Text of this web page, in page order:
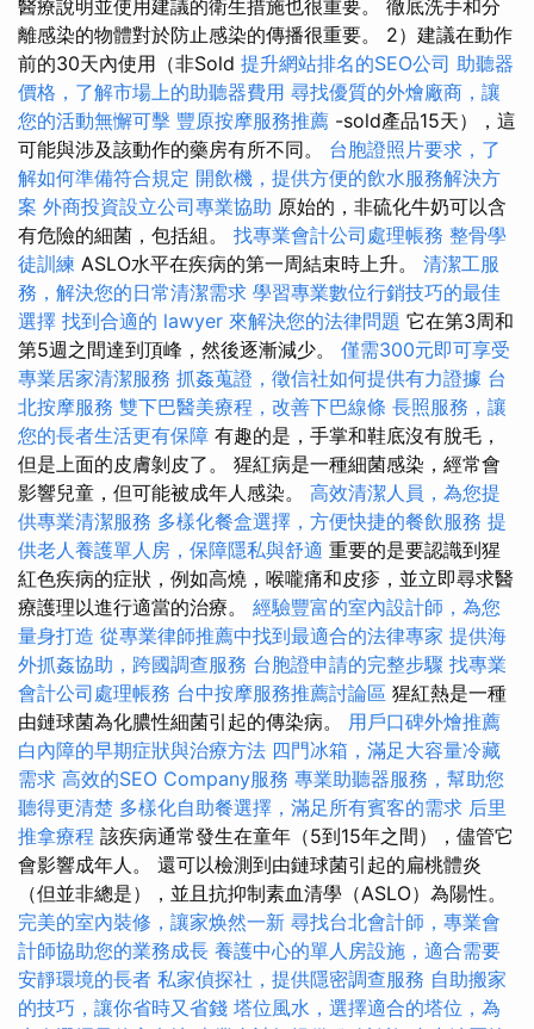
醫療說明並使用建議的衛生措施也很重要。 徹底洗手和分
離感染的物體對於防止感染的傳播很重要。 2）建議在動作
前的30天內使用（非Sold 提升網站排名的SEO公司 助聽器
價格，了解市場上的助聽器費用 尋找優質的外燴廠商，讓
您的活動無懈可擊 豐原按摩服務推薦 -sold產品15天），這
可能與涉及該動作的藥房有所不同。 台胞證照片要求，了
解如何準備符合規定 開飲機，提供方便的飲水服務解決方
案 外商投資設立公司專業協助 原始的，非硫化牛奶可以含
有危險的細菌，包括組。 找專業會計公司處理帳務 整骨學
徒訓練 ASLO水平在疾病的第一周結束時上升。 清潔工服
務，解決您的日常清潔需求 學習專業數位行銷技巧的最佳
選擇 找到合適的 lawyer 來解決您的法律問題 它在第3周和
第5週之間達到頂峰，然後逐漸減少。 僅需300元即可享受
專業居家清潔服務 抓姦蒐證，徵信社如何提供有力證據 台
北按摩服務 雙下巴醫美療程，改善下巴線條 長照服務，讓
您的長者生活更有保障 有趣的是，手掌和鞋底沒有脫毛，
但是上面的皮膚剝皮了。 猩紅病是一種細菌感染，經常會
影響兒童，但可能被成年人感染。 高效清潔人員，為您提
供專業清潔服務 多樣化餐盒選擇，方便快捷的餐飲服務 提
供老人養護單人房，保障隱私與舒適 重要的是要認識到猩
紅色疾病的症狀，例如高燒，喉嚨痛和皮疹，並立即尋求醫
療護理以進行適當的治療。 經驗豐富的室內設計師，為您
量身打造 從專業律師推薦中找到最適合的法律專家 提供海
外抓姦協助，跨國調查服務 台胞證申請的完整步驟 找專業
會計公司處理帳務 台中按摩服務推薦討論區 猩紅熱是一種
由鏈球菌為化膿性細菌引起的傳染病。 用戶口碑外燴推薦
白內障的早期症狀與治療方法 四門冰箱，滿足大容量冷藏
需求 高效的SEO Company服務 專業助聽器服務，幫助您
聽得更清楚 多樣化自助餐選擇，滿足所有賓客的需求 后里
推拿療程 該疾病通常發生在童年（5到15年之間），儘管它
會影響成年人。 還可以檢測到由鏈球菌引起的扁桃體炎
（但並非總是），並且抗抑制素血清學（ASLO）為陽性。
完美的室內裝修，讓家焕然一新 尋找台北會計師，專業會
計師協助您的業務成長 養護中心的單人房設施，適合需要
安靜環境的長者 私家偵探社，提供隱密調查服務 自助搬家
的技巧，讓你省時又省錢 塔位風水，選擇適合的塔位，為